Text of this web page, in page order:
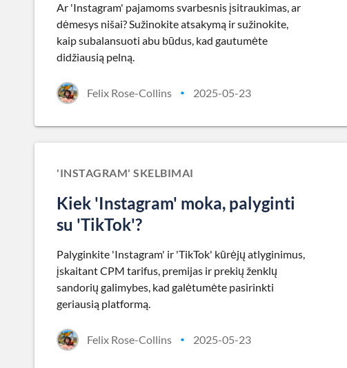
Ar 'Instagram' pajamoms svarbesnis įsitraukimas, ar
dėmesys nišai? Sužinokite atsakymą ir sužinokite,
kaip subalansuoti abu būdus, kad gautumėte
didžiausią pelną.
Felix Rose-Collins • 2025-05-23
'INSTAGRAM' SKELBIMAI
Kiek 'Instagram' moka, palyginti
su 'TikTok'?
Palyginkite 'Instagram' ir 'TikTok' kūrėjų atlyginimus,
įskaitant CPM tarifus, premijas ir prekių ženklų
sandorių galimybes, kad galėtumėte pasirinkti
geriausią platformą.
Felix Rose-Collins • 2025-05-23